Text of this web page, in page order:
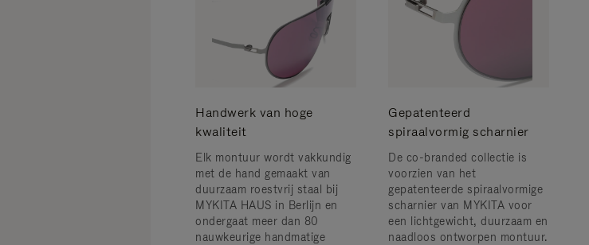
Handwerk van hoge
kwaliteit
Elk montuur wordt vakkundig
met de hand gemaakt van
duurzaam roestvrij staal bij
MYKITA HAUS in Berlijn en
ondergaat meer dan 80
nauwkeurige handmatige
Gepatenteerd
spiraalvormig scharnier
De co-branded collectie is
voorzien van het
gepatenteerde spiraalvormige
scharnier van MYKITA voor
een lichtgewicht, duurzaam en
naadloos ontworpen montuur.